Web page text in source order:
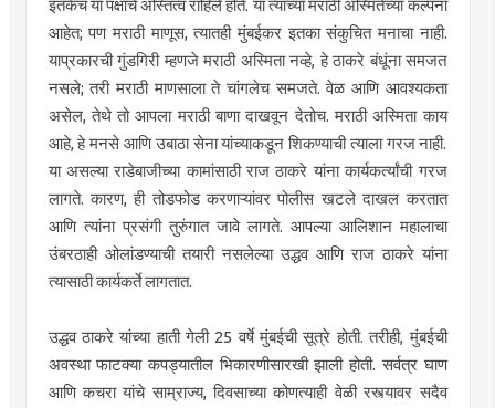
इतकेच या पक्षाचे अस्तित्व राहिले होते. या त्यांच्या मराठी अस्मितेच्या कल्पना
आहेत; पण मराठी माणूस, त्यातही मुंबईकर इतका संकुचित मनाचा नाही.
याप्रकारची गुंडगिरी म्हणजे मराठी अस्मिता नव्हे, हे ठाकरे बंधूंना समजत
नसले; तरी मराठी माणसाला ते चांगलेच समजते. वेळ आणि आवश्यकता
असेल, तेथे तो आपला मराठी बाणा दाखवून देतोच. मराठी अस्मिता काय
आहे, हे मनसे आणि उबाठा सेना यांच्याकडून शिकण्याची त्याला गरज नाही.
या असल्या राडेबाजीच्या कामांसाठी राज ठाकरे यांना कार्यकर्त्यांची गरज
लागते. कारण, ही तोडफोड करणाऱ्यांवर पोलीस खटले दाखल करतात
आणि त्यांना प्रसंगी तुरुंगात जावे लागते. आपल्या आलिशान महालाचा
उंबरठाही ओलांडण्याची तयारी नसलेल्या उद्धव आणि राज ठाकरे यांना
त्यासाठी कार्यकर्ते लागतात.
उद्धव ठाकरे यांच्या हाती गेली 25 वर्षे मुंबईची सूत्रे होती. तरीही, मुंबईची
अवस्था फाटक्या कपड्यातील भिकारणीसारखी झाली होती. सर्वत्र घाण
आणि कचरा यांचे साम्राज्य, दिवसाच्या कोणत्याही वेळी रस्त्यावर सदैव